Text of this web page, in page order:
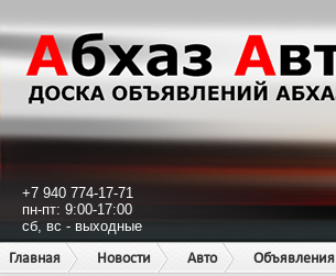
+7 940 774-17-71
пн-пт: 9:00-17:00
сб, вс - выходные
Главная
Новости Авто Объявления